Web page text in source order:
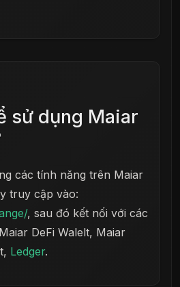
sử dụng Maiar
các tính năng trên Maiar
truy cập vào:
, sau đó kết nối với các
DeFi Walelt, Maiar
Ledger.